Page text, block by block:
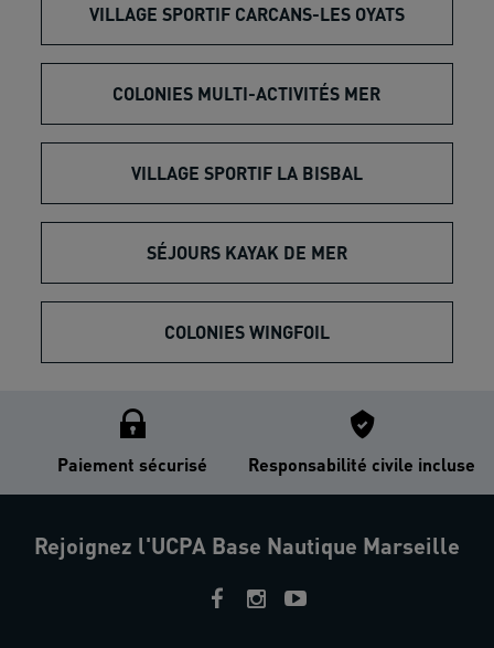
VILLAGE SPORTIF CARCANS-LES OYATS
COLONIES MULTI-ACTIVITÉS MER
VILLAGE SPORTIF LA BISBAL
SÉJOURS KAYAK DE MER
COLONIES WINGFOIL
Paiement sécurisé Responsabilité civile incluse
Rejoignez l'UCPA Base Nautique Marseille